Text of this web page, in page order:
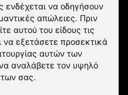
ενδέχεται να οδηγήσουν
απώλειες. Πριν
αυτού του είδους τις
να εξετάσετε προσεκτικά
αυτών των
αναλάβετε τον υψηλό
σας.